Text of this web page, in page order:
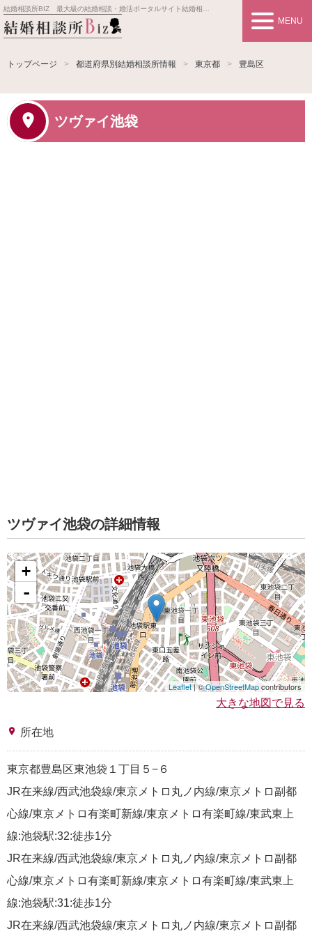
結婚相談所BIZ 最大級の結婚相談・婚活ポータルサイト結婚相談所事業者情報や婚活お見合いの悩み、対策を紹介します。
MENU
トップページ 都道府県別結婚相談所情報 東京都 豊島区
ツヴァイ池袋
ツヴァイ池袋の詳細情報
+
-
Leaflet| ©OpenStreetMapcontributors
大きな地図で見る
place 所在地
東京都豊島区東池袋１丁目５−６
JR在来線/西武池袋線/東京メトロ丸ノ内線/東京メトロ副都
心線/東京メトロ有楽町新線/東京メトロ有楽町線/東武東上
線:池袋駅:32:徒歩1分
JR在来線/西武池袋線/東京メトロ丸ノ内線/東京メトロ副都
心線/東京メトロ有楽町新線/東京メトロ有楽町線/東武東上
線:池袋駅:31:徒歩1分
JR在来線/西武池袋線/東京メトロ丸ノ内線/東京メトロ副都